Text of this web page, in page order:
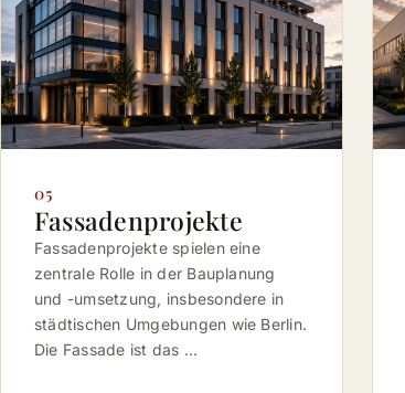
05
Fassadenprojekte
Fassadenprojekte spielen eine
zentrale Rolle in der Bauplanung
und -umsetzung, insbesondere in
städtischen Umgebungen wie Berlin.
Die Fassade ist das …